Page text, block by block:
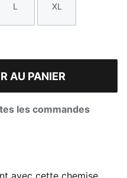
Taille
L
Taille
XL
AU PANIER
les commandes
avec cette chemise